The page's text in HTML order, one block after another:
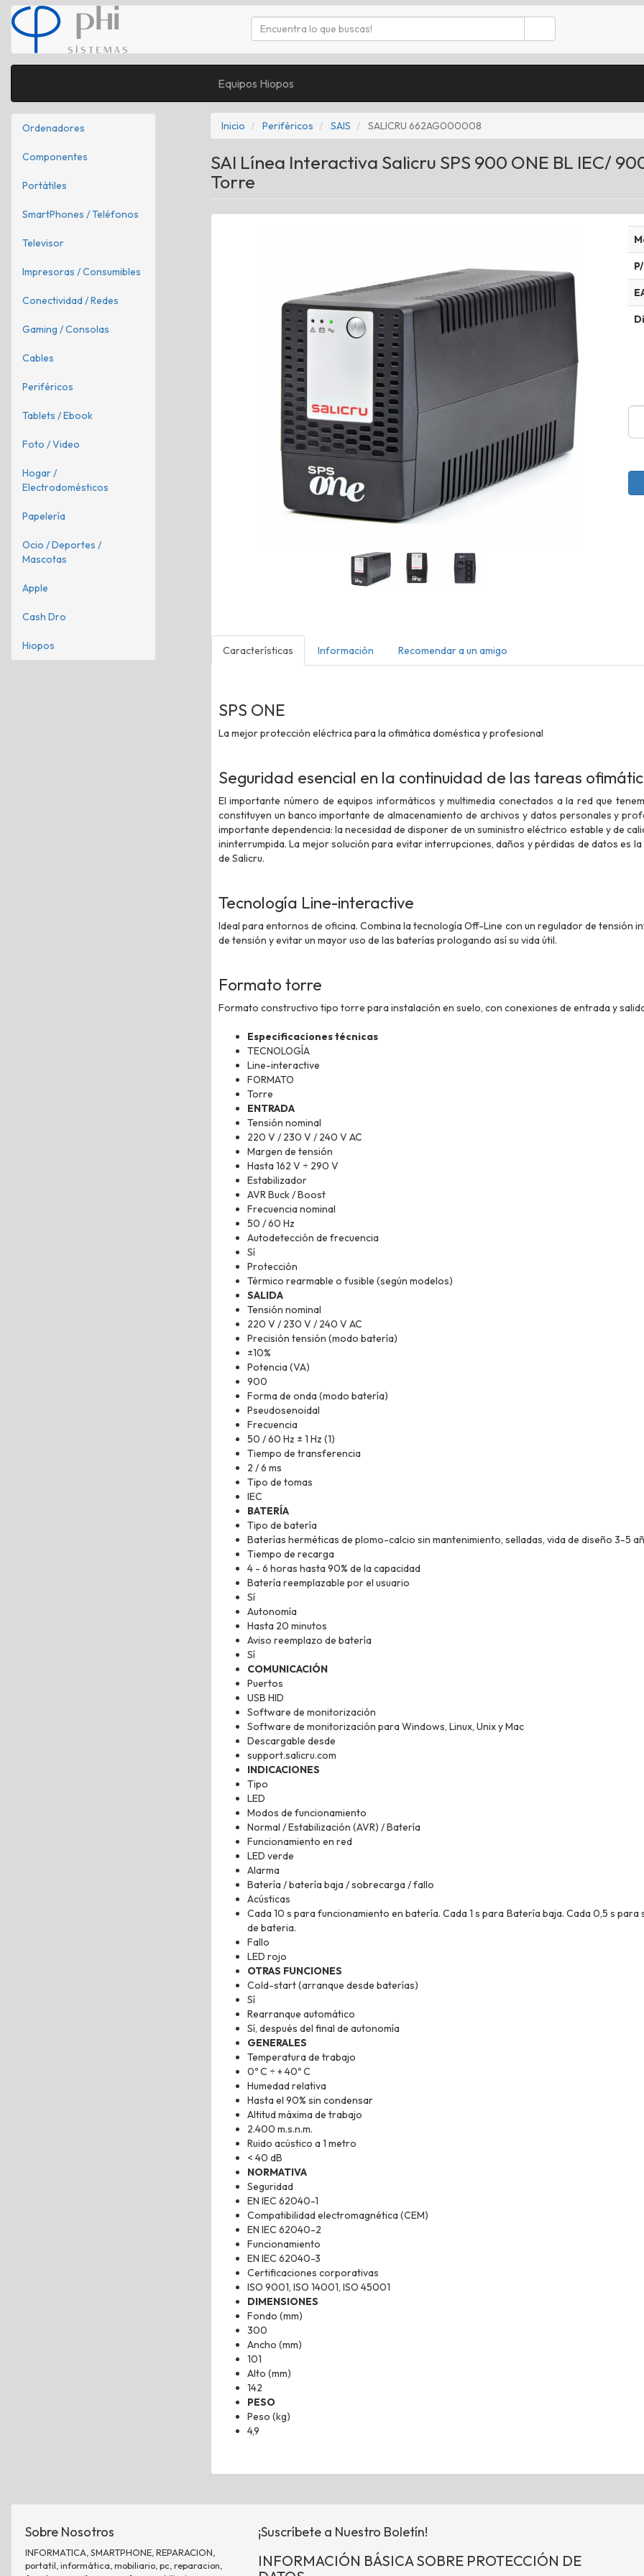
Equipos Hiopos
Ordenadores
Componentes
Portátiles
SmartPhones / Teléfonos
Televisor
Impresoras / Consumibles
Conectividad / Redes
Gaming / Consolas
Cables
Periféricos
Tablets / Ebook
Foto / Video
Hogar /
Electrodomésticos
Papelería
Ocio / Deportes /
Mascotas
Apple
Cash Dro
Hiopos
Inicio Periféricos SAIS SALICRU 662AG000008
SAI Línea Interactiva Salicru SPS 900 ONE BL IEC/
Torre
Características Información Recomendar a un amigo
SPS ONE
La mejor protección eléctrica para la ofimática doméstica y profesional
Seguridad esencial en la continuidad de las tareas
El importante número de equipos informáticos y multimedia conectados a la red que
constituyen un banco importante de almacenamiento de archivos y datos personales y
importante dependencia: la necesidad de disponer de un suministro eléctrico estable y de
ininterrumpida. La mejor solución para evitar interrupciones, daños y pérdidas de datos es
de Salicru.
Tecnología Line-interactive
Ideal para entornos de oficina. Combina la tecnología Off-Line con un regulador de tensión
de tensión y evitar un mayor uso de las baterías prologando así su vida útil.
Formato torre
Formato constructivo tipo torre para instalación en suelo, con conexiones de entrada y
Especificaciones técnicas
TECNOLOGÍA
Line-interactive
FORMATO
Torre
ENTRADA
Tensión nominal
220 V / 230 V / 240 V AC
Margen de tensión
Hasta 162 V ÷ 290 V
Estabilizador
AVR Buck / Boost
Frecuencia nominal
50 / 60 Hz
Autodetección de frecuencia
Sí
Protección
Térmico rearmable o fusible (según modelos)
SALIDA
Tensión nominal
220 V / 230 V / 240 V AC
Precisión tensión (modo batería)
±10%
Potencia (VA)
900
Forma de onda (modo batería)
Pseudosenoidal
Frecuencia
50 / 60 Hz ± 1 Hz (1)
Tiempo de transferencia
2 / 6 ms
Tipo de tomas
IEC
BATERÍA
Tipo de batería
Baterías herméticas de plomo-calcio sin mantenimiento, selladas, vida de diseño 3-5
Tiempo de recarga
4 - 6 horas hasta 90% de la capacidad
Batería reemplazable por el usuario
Sí
Autonomía
Hasta 20 minutos
Aviso reemplazo de batería
Sí
COMUNICACIÓN
Puertos
USB HID
Software de monitorización
Software de monitorización para Windows, Linux, Unix y Mac
Descargable desde
support.salicru.com
INDICACIONES
Tipo
LED
Modos de funcionamiento
Normal / Estabilización (AVR) / Batería
Funcionamiento en red
LED verde
Alarma
Batería / batería baja / sobrecarga / fallo
Acústicas
Cada 10 s para funcionamiento en batería. Cada 1 s para Batería baja. Cada 0,5 s
de bateria.
Fallo
LED rojo
OTRAS FUNCIONES
Cold-start (arranque desde baterías)
Sí
Rearranque automático
Sí, después del final de autonomía
GENERALES
Temperatura de trabajo
0º C ÷ + 40º C
Humedad relativa
Hasta el 90% sin condensar
Altitud máxima de trabajo
2.400 m.s.n.m.
Ruido acústico a 1 metro
< 40 dB
NORMATIVA
Seguridad
EN IEC 62040-1
Compatibilidad electromagnética (CEM)
EN IEC 62040-2
Funcionamiento
EN IEC 62040-3
Certificaciones corporativas
ISO 9001, ISO 14001, ISO 45001
DIMENSIONES
Fondo (mm)
300
Ancho (mm)
101
Alto (mm)
142
PESO
Peso (kg)
4,9
Sobre Nosotros
INFORMATICA, SMARTPHONE, REPARACION,
portatil, informática, mobiliario, pc, reparacion,
¡Suscríbete a Nuestro Boletín!
INFORMACIÓN BÁSICA SOBRE PROTECCIÓN DE